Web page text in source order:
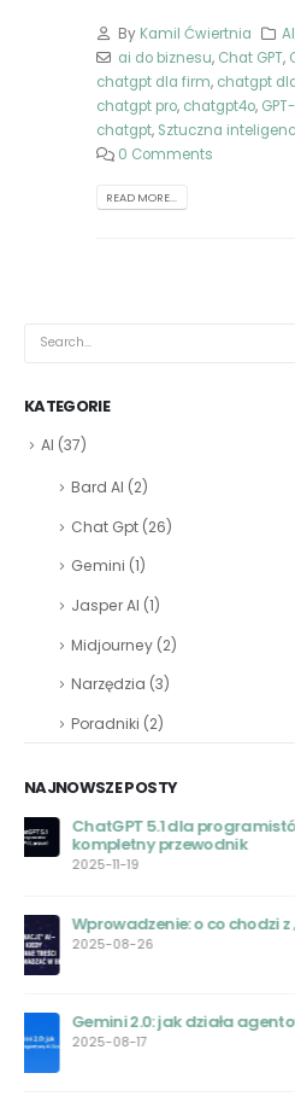
By Kamil Ćwiertnia AI
ai do biznesu, Chat GPT,
chatgpt dla firm, chatgpt
chatgpt pro, chatgpt4o,
chatgpt, Sztuczna
0 Comments
READ MORE...
KATEGORIE
AI (37)
Bard AI (2)
Chat Gpt (26)
Gemini (1)
Jasper AI (1)
Midjourney (2)
Narzędzia (3)
Poradniki (2)
NAJNOWSZE POSTY
Darmowe Alternatywy dla
Wyboru
2023-07-26
Jak korzystać z ChatGPT
przeszukiwania sieci?
Bezpieczeństwo Chat
Wycieku Danych